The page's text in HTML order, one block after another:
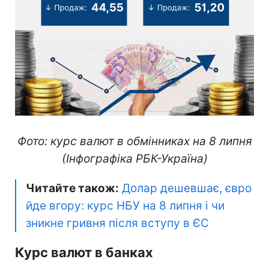
Фото: курс валют в обмінниках на 8 липня
(Інфографіка РБК-Україна)
Читайте також: Долар дешевшає, євро
йде вгору: курс НБУ на 8 липня і чи
зникне гривня після вступу в ЄС
Курс валют в банках